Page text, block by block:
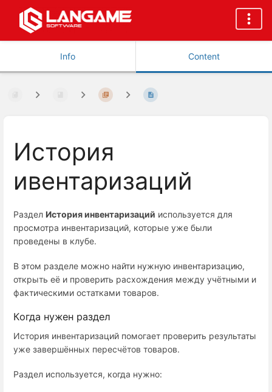
Info Content
История
ивентаризаций
Раздел История инвентаризаций используется для
просмотра инвентаризаций, которые уже были
проведены в клубе.
В этом разделе можно найти нужную инвентаризацию,
открыть её и проверить расхождения между учётными и
фактическими остатками товаров.
Когда нужен раздел
История инвентаризаций помогает проверить результаты
уже завершённых пересчётов товаров.
Раздел используется, когда нужно: